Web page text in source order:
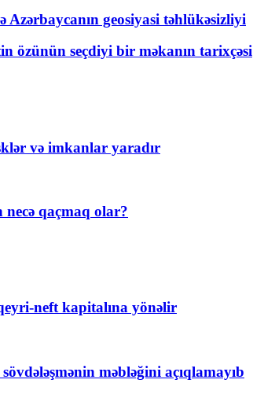
geosiyasi təhlükəsizliyi
özünün seçdiyi bir məkanın tarixçəsi
və imkanlar yaradır
qaçmaq olar?
neft kapitalına yönəlir
məbləğini açıqlamayıb